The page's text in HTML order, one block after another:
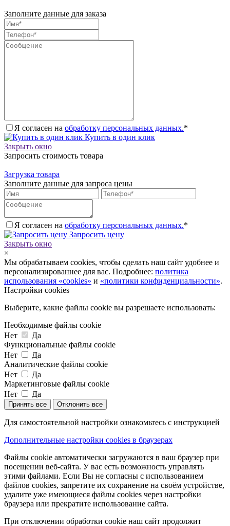
Заполните данные для заказа
Я согласен на обработку персональных данных.*
Купить в один клик
Закрыть окно
Запросить стоимость товара
Загрузка товара
Заполните данные для запроса цены
Я согласен на обработку персональных данных.*
Запросить цену
Закрыть окно
×
Мы обрабатываем cookies, чтобы сделать наш сайт удобнее и
персонализированнее для вас. Подробнее: политика
использования «cookies» и «политики конфиденциальности».
Настройки cookies
Выберите, какие файлы cookie вы разрешаете использовать:
Необходимые файлы cookie
Нет
Да
Функциональные файлы cookie
Нет
Да
Аналитические файлы cookie
Нет
Да
Маркетинговые файлы cookie
Нет
Да
Принять все Отклонить все
Для самостоятельной настройки ознакомьтесь с инструкцией
Дополнительные настройки cookies в браузерах
Файлы cookie автоматически загружаются в ваш браузер при
посещении веб-сайта. У вас есть возможность управлять
этими файлами. Если Вы не согласны с использованием
файлов cookies, запретите их сохранение на своём устройстве,
удалите уже имеющиеся файлы cookies через настройки
браузера или прекратите использование сайта.
При отключении обработки cookie наш сайт продолжит